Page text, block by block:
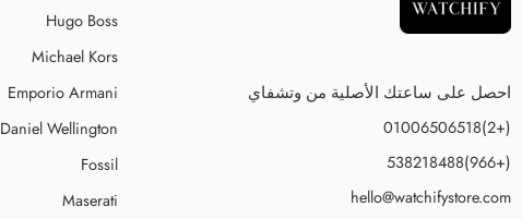
احصل على ساعتك الأصلية من وتشفاي
(+2)01006506518
(+966)538218488
hello@watchifystore.com
Hugo Boss
Michael Kors
Emporio Armani
Daniel Wellington
Fossil
Maserati